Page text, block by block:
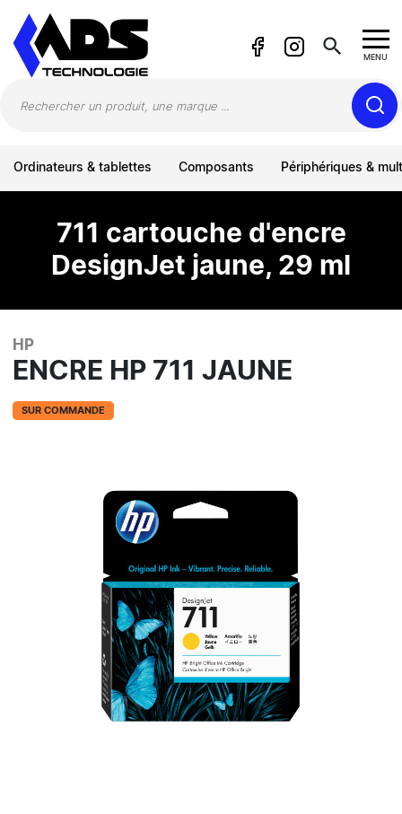
search MENU
Ordinateurs & tablettes Composants Périphériques &
711 cartouche d'encre
DesignJet jaune, 29 ml
HP
ENCRE HP 711 JAUNE
SUR COMMANDE